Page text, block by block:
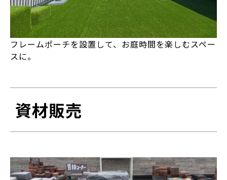
フレームポーチを設置して、お庭時間を楽しむスペー
スに。
資材販売